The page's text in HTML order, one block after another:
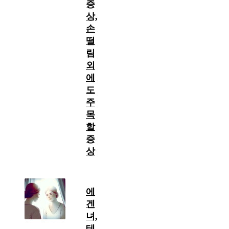
증
상,
손
떨
림
외
에
도
주
목
할
증
상
에
겐
녀,